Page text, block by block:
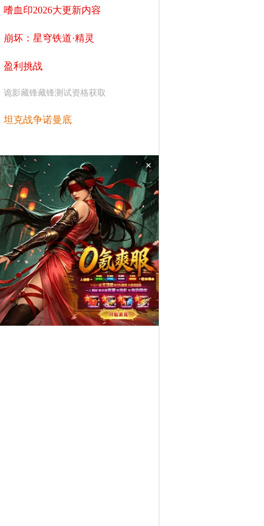
嗜血印2026大更新内容
崩坏：星穹铁道·精灵
盈利挑战
诡影藏锋藏锋测试资格获取
坦克战争诺曼底
×